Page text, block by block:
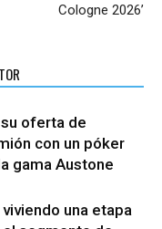
Cologne 2026’
oferta de
con un póker
gama Austone
una etapa